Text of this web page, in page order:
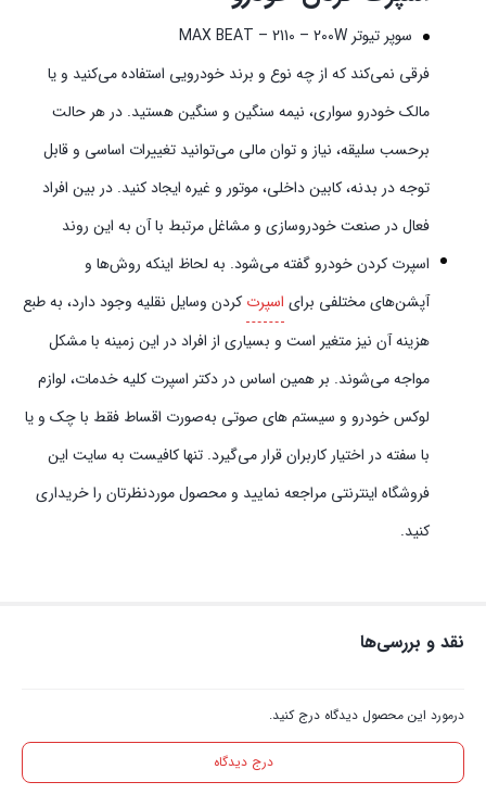
سوپر تیوتر MAX BEAT – 2110 – 200W
فرقی نمی‌کند که از چه نوع و برند خودرویی استفاده می‌کنید و یا
مالک خودرو سواری، نیمه سنگین و سنگین هستید. در هر حالت
برحسب سلیقه، نیاز و توان مالی می‌توانید تغییرات اساسی و قابل
توجه در بدنه، کابین داخلی، موتور و غیره ایجاد کنید. در بین افراد
فعال در صنعت خودروسازی و مشاغل مرتبط با آن به این روند
اسپرت کردن خودرو گفته می‌شود. به لحاظ اینکه روش‌ها و
آپشن‌های مختلفی برای اسپرت کردن وسایل نقلیه وجود دارد، به طبع
هزینه آن نیز متغیر است و بسیاری از افراد در این زمینه با مشکل
مواجه می‌شوند. بر همین اساس در دکتر اسپرت کلیه خدمات، لوازم
لوکس خودرو و سیستم‌ های صوتی به‌صورت اقساط فقط با چک و یا
با سفته در اختیار کاربران قرار می‌گیرد. تنها کافیست به سایت این
فروشگاه اینترنتی مراجعه نمایید و محصول موردنظرتان را خریداری
کنید.
نقد و بررسی‌ها
درمورد این محصول دیدگاه درج کنید.
درج دیدگاه